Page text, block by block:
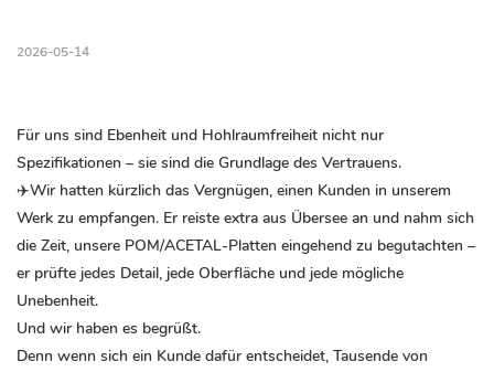
2026-05-14
Für uns sind Ebenheit und Hohlraumfreiheit nicht nur
Spezifikationen – sie sind die Grundlage des Vertrauens.
✈️Wir hatten kürzlich das Vergnügen, einen Kunden in unserem
Werk zu empfangen. Er reiste extra aus Übersee an und nahm sich
die Zeit, unsere POM/ACETAL-Platten eingehend zu begutachten –
er prüfte jedes Detail, jede Oberfläche und jede mögliche
Unebenheit.
Und wir haben es begrüßt.
Denn wenn sich ein Kunde dafür entscheidet, Tausende von